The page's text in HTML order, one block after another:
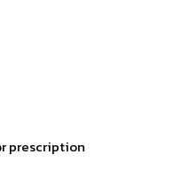
prescription